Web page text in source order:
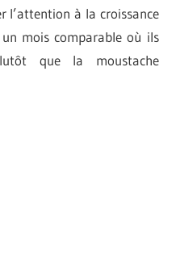
l’attention à la croissance
mois comparable où ils
que la moustache